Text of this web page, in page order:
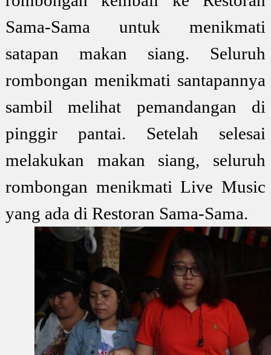
Sama-Sama untuk menikmati
satapan makan siang. Seluruh
rombongan menikmati santapannya
sambil melihat pemandangan di
pinggir pantai. Setelah selesai
melakukan makan siang, seluruh
rombongan menikmati Live Music
yang ada di Restoran Sama-Sama.